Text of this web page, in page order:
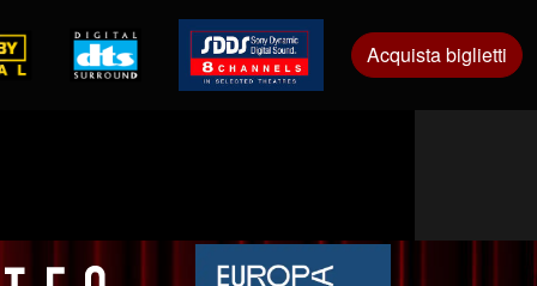
Acquista biglietti